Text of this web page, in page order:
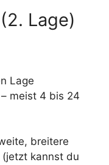
Lage)
Lage
meist 4 bis 24
breitere
(jetzt kannst du